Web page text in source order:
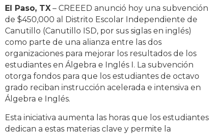
El Paso, TX – CREEED anunció hoy una subvención
de $450,000 al Distrito Escolar Independiente de
Canutillo (Canutillo ISD, por sus siglas en inglés)
como parte de una alianza entre las dos
organizaciones para mejorar los resultados de los
estudiantes en Álgebra e Inglés I. La subvención
otorga fondos para que los estudiantes de octavo
grado reciban instrucción acelerada e intensiva en
Álgebra e Inglés.
Esta iniciativa aumenta las horas que los estudiantes
dedican a estas materias clave y permite la